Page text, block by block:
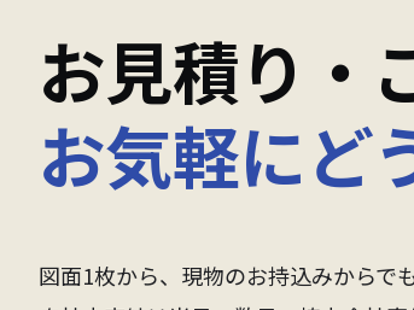
お見積り・
お気軽にど
図面1枚から、現物のお持込みからで